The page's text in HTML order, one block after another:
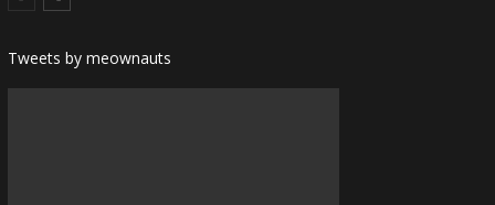
Tweets by meownauts